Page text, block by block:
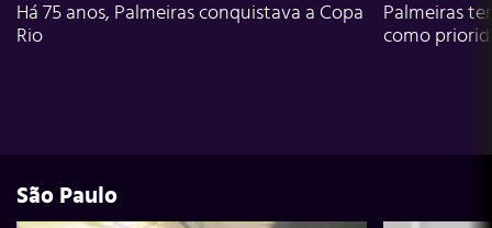
Há 75 anos, Palmeiras conquistava a Copa
Rio
Palmeiras
como
São Paulo